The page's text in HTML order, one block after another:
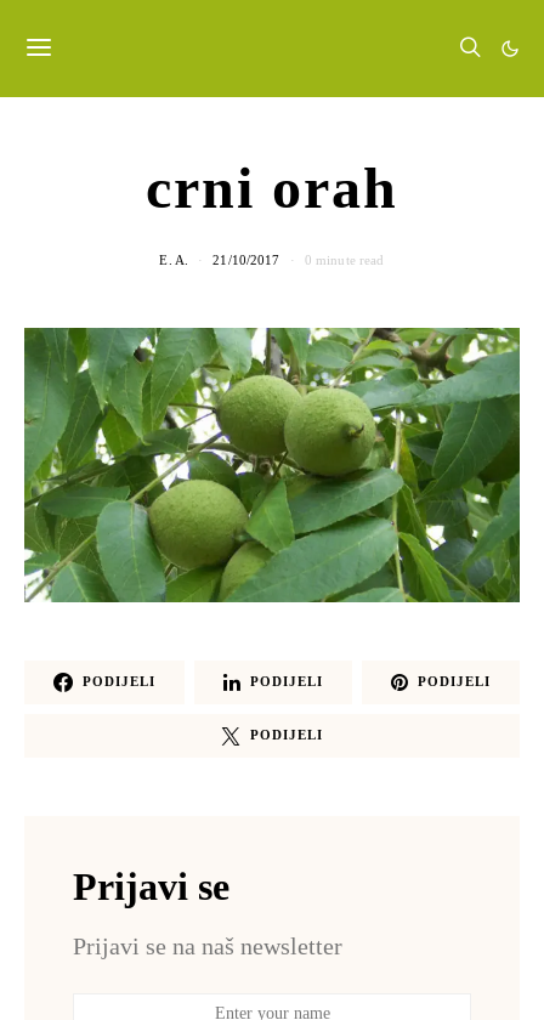
crni orah
E. A. 21/10/2017 0 minute read
PODIJELI PODIJELI PODIJELI
PODIJELI
Prijavi se
Prijavi se na naš newsletter